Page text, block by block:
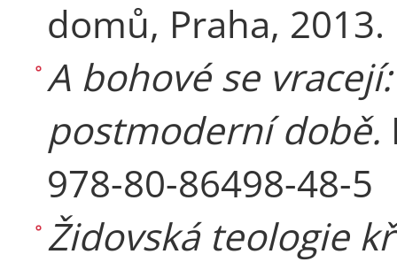
domů, Praha,
A bohové se
postmoderní době.
978-80-86498-48-5
Židovská teologie